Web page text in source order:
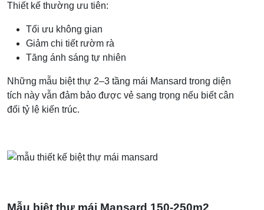
Thiết kế thường ưu tiên:
Tối ưu không gian
Giảm chi tiết rườm rà
Tăng ánh sáng tự nhiên
Những mẫu biệt thự 2–3 tầng mái Mansard trong diện
tích này vẫn đảm bảo được vẻ sang trọng nếu biết cân
đối tỷ lệ kiến trúc.
Mẫu biệt thự mái Mansard 150-250m2